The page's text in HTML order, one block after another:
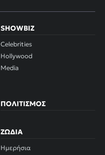
SHOWBIZ
Celebrities
Hollywood
Media
ΠΟΛΙΤΙΣΜΌΣ
ΖΏΔΙΑ
Ημερήσια